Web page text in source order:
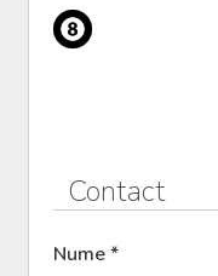
Contact
Nume *